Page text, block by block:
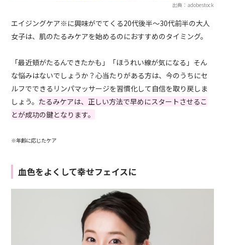
出典：adobestock
エイジングケア※に興味がでてくる20代後半〜30代前半の大人
女子は、肌のたるみケアを始めるのにおすすめのタイミング。
「最近頬がたるんできたかも」「ほうれい線が気になる」そん
な悩みはないでしょうか？心当たりがある方は、今のうちにセ
ルフでできるリンパマッサージを習慣化して自信を取り戻しま
しょう。 たるみケアは、正しい方法で早めにスタートさせるこ
とが成功の鍵となります。
※年齢に応じたケア
血色をよくして幸せフェイスに